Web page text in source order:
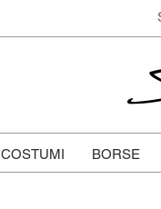
COSTUMI BORSE